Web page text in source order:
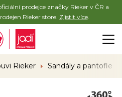
prodejce značky Rieker v ČR a
Rieker store. Zjistit více.
Rieker Sandály a pantofle